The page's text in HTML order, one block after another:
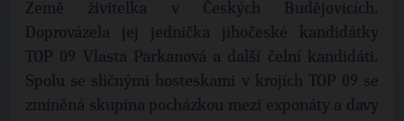
Země živitelka v Českých Budějovicích.
Doprovázela jej jednička jihočeské kandidátky
TOP 09 Vlasta Parkanová a další čelní kandidáti.
Spolu se sličnými hosteskami v krojích TOP 09 se
zmíněná skupina pocházkou mezi exponáty a davy